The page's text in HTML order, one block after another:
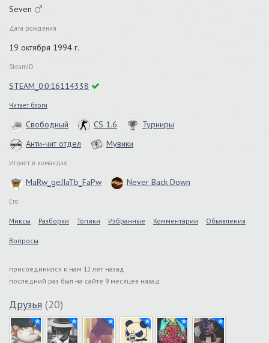
Seven
Дата рождения
19 октября 1994 г.
SteamID
STEAM_0:0:16114338
Читает блоги
Свободный CS 1.6
Турниры
Анти-чит отдел
Мувики
Играет в командах
MaRw_geJIaTb_FaPw Never Back Down
Его
Миксы Разборки Топики Избранные Комментарии Объявления
Вопросы
присоединился к нам 12 лет назад
последний раз был на сайте 9 месяцев назад
Друзья (20)